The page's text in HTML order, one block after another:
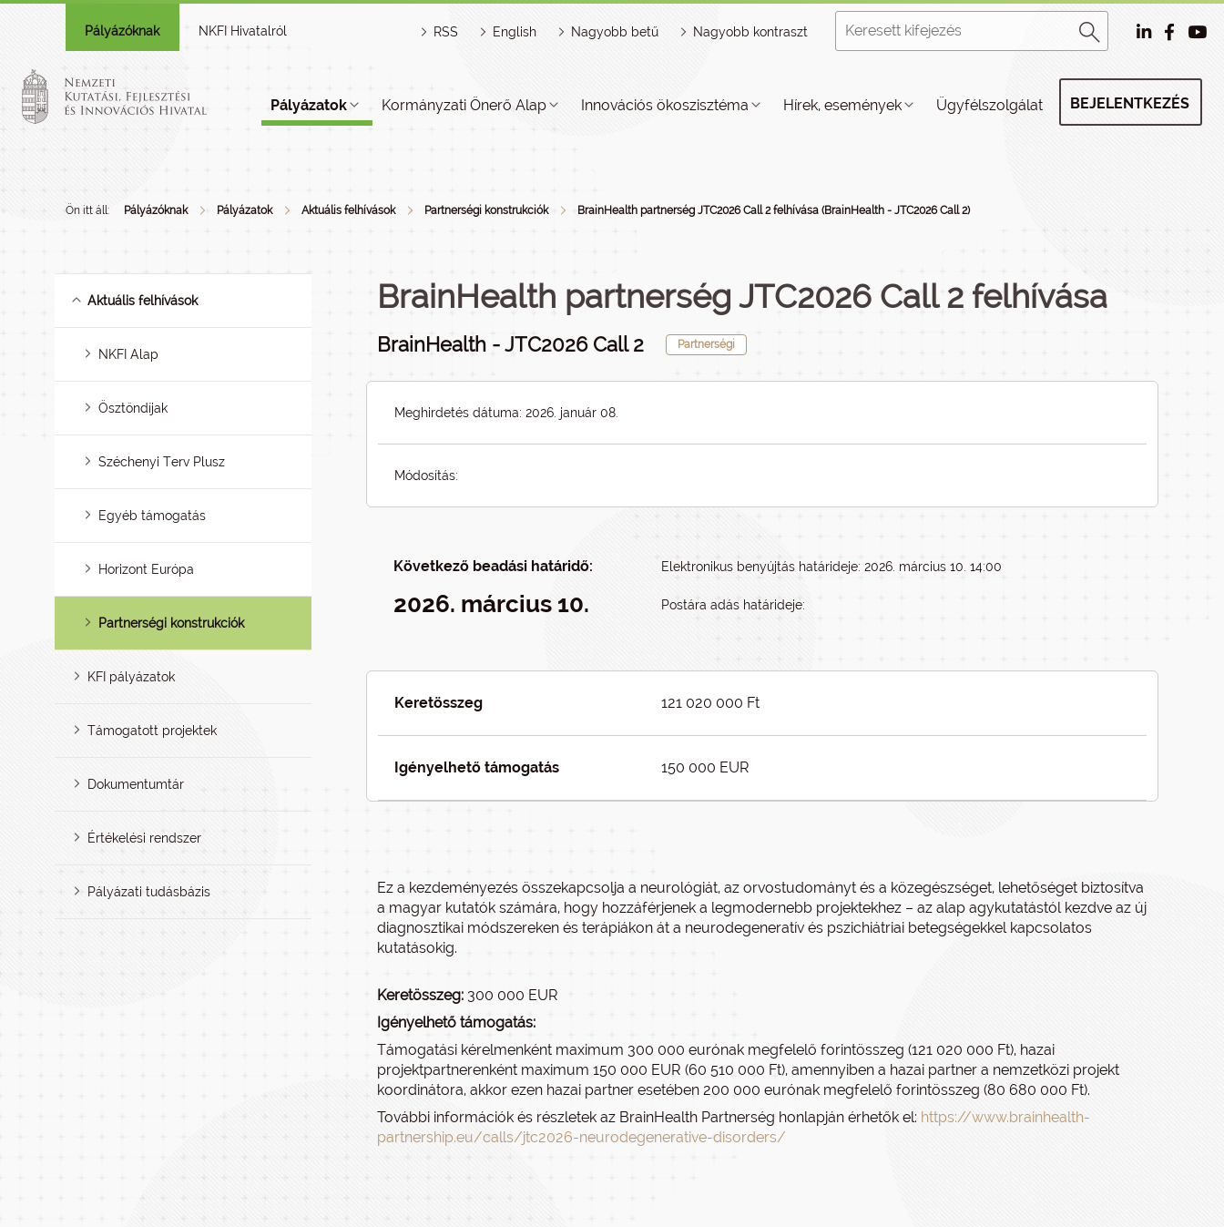
Pályázóknak NKFI Hivatalról RSS English Nagyobb betű Nagyobb kontraszt
Pályázatok Kormányzati Önerő Alap Innovációs ökoszisztéma Hírek, események Ügyfélszolgálat BEJELENTKEZÉS
Ön itt áll: Pályázóknak Pályázatok Aktuális felhívások Partnerségi konstrukciók BrainHealth partnerség JTC2026 Call 2 felhívása (BrainHealth - JTC2026 Call 2)
Aktuális felhívások
NKFI Alap
Ösztöndíjak
Széchenyi Terv Plusz
Egyéb támogatás
Horizont Európa
Partnerségi konstrukciók
KFI pályázatok
Támogatott projektek
Dokumentumtár
Értékelési rendszer
Pályázati tudásbázis
BrainHealth partnerség JTC2026 Call 2 felhívása
BrainHealth - JTC2026 Call 2 Partnerségi
Meghirdetés dátuma: 2026. január 08.
Módosítás:
Következő beadási határidő: Elektronikus benyújtás határideje: 2026. március 10. 14:00
2026. március 10. Postára adás határideje:
Keretösszeg 121 020 000 Ft
Igényelhető támogatás 150 000 EUR
Ez a kezdeményezés összekapcsolja a neurológiát, az orvostudományt és a közegészséget, lehetőséget biztosítva
a magyar kutatók számára, hogy hozzáférjenek a legmodernebb projektekhez – az alap agykutatástól kezdve az új
diagnosztikai módszereken és terápiákon át a neurodegeneratív és pszichiátriai betegségekkel kapcsolatos
kutatásokig.
Keretösszeg: 300 000 EUR
Igényelhető támogatás:
Támogatási kérelmenként maximum 300 000 eurónak megfelelő forintösszeg (121 020 000 Ft), hazai
projektpartnerenként maximum 150 000 EUR (60 510 000 Ft), amennyiben a hazai partner a nemzetközi projekt
koordinátora, akkor ezen hazai partner esetében 200 000 eurónak megfelelő forintösszeg (80 680 000 Ft).
További információk és részletek az BrainHealth Partnerség honlapján érhetők el: https://www.brainhealth-
partnership.eu/calls/jtc2026-neurodegenerative-disorders/